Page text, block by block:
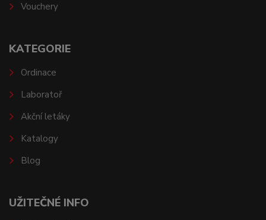
Vouchery
KATEGORIE
Ordinace
Laboratoř
Akční letáky
Katalogy
Blog
UŽITEČNÉ INFO